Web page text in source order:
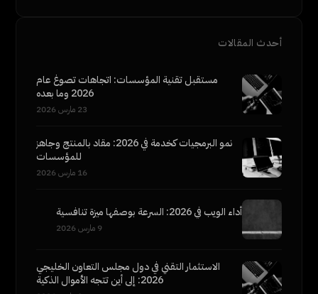
أحدث المقالات
مستقبل تقنية المؤسسات: اتجاهات تصوغ عام
2026 وما بعده
23 مارس 2026
نمو البرمجيات كخدمة في 2026: مقاد بالمنتج وجاهز
للمؤسسات
16 مارس 2026
أداء الويب في 2026: السرعة بوصفها ميزة تنافسية
9 مارس 2026
الاستثمار التقني في دول مجلس التعاون الخليجي
2026: إلى أين تتجه الأموال الذكية